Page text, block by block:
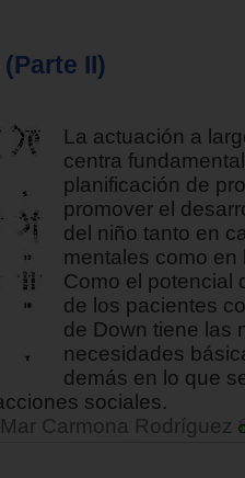
II)
La actuación a
centra
planificación de
promover el
del niño tanto en
mentales como en
Como el potencial
de los pacientes
de Down tiene las
necesidades
demás en lo que
sociales.
Carmona Rodríguez